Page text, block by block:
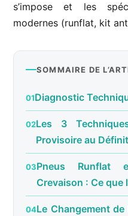
s’impose et les
modernes (runflat, kit
SOMMAIRE DE
Diagnostic
Les 3
Provisoire au
Pneus Runflat
Crevaison : Ce que
Le Changement